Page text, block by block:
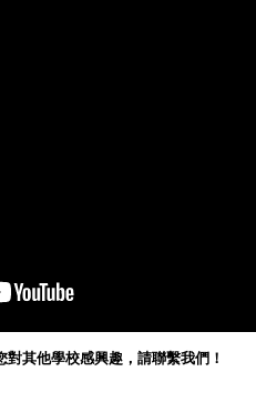
其他學校感興趣，請聯繫我們！